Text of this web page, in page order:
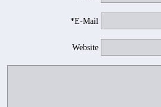
E-Mail*
Website